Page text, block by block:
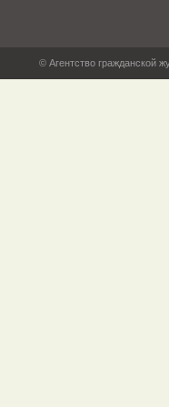
© Агентство гражданской